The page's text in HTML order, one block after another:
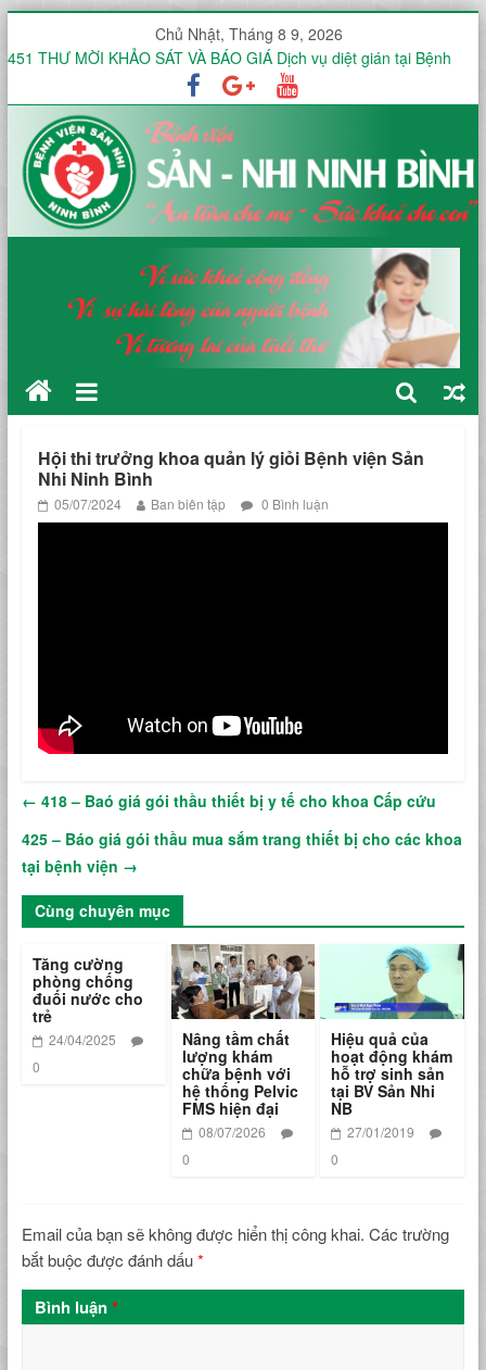
Chủ Nhật, Tháng 8 9, 2026
451 THƯ MỜI KHẢO SÁT VÀ BÁO GIÁ Dịch vụ diệt gián tại Bệnh
viện Sản -Nhi tỉnh Ninh Bình trong 12 tháng
Thư mời báo giá V/v mua sắm, lắp đặt hệ thống mạng không dây
(WiFi) nội bộ trong toàn viện phục vụ triển khai hồ sơ bệnh án điện
tử (EMR)
Công văn V/v báo giá Thuê dịch vụ chứng thực chữ ký số
KHOA ĐIỀU TRỊ YÊU CẦU HƯỞNG ỨNG TUẦN LỄ THẾ GIỚI NUÔI
CON BẰNG SỮA MẸ NĂM 2026
KHOA SẢN THƯỜNG HƯỞNG ỨNG TUẦN LỄ THẾ GIỚI NUÔI CON
BẰNG SỮA MẸ NĂM 2026
Hội thi trưởng khoa quản lý giỏi Bệnh viện Sản
Nhi Ninh Bình
05/07/2024 Ban biên tập 0 Bình luận
← 418 – Baó giá gói thầu thiết bị y tế cho khoa Cấp cứu
425 – Báo giá gói thầu mua sắm trang thiết bị cho các khoa
tại bệnh viện →
Cùng chuyên mục
Tăng cường
phòng chống
đuối nước cho
trẻ
24/04/2025
0
Nâng tầm chất
lượng khám
chữa bệnh với
hệ thống Pelvic
FMS hiện đại
08/07/2026
0
Hiệu quả của
hoạt động khám
hỗ trợ sinh sản
tại BV Sản Nhi
NB
27/01/2019
0
Email của bạn sẽ không được hiển thị công khai. Các trường
bắt buộc được đánh dấu*
Bình luận*